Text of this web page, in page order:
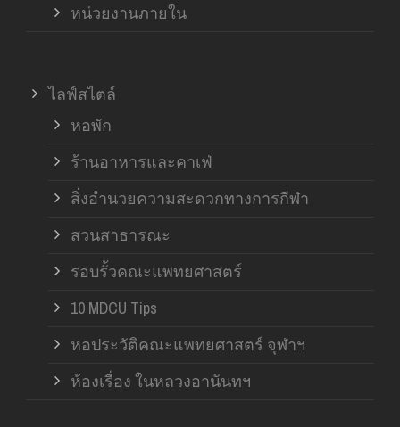
หน่วยงานภายใน
ไลฟ์สไตล์
หอพัก
ร้านอาหารและคาเฟ่
สิ่งอำนวยความสะดวกทางการกีฬา
สวนสาธารณะ
รอบรั้วคณะแพทยศาสตร์
10 MDCU Tips
หอประวัติคณะแพทยศาสตร์ จุฬาฯ
ห้องเรื่อง ในหลวงอานันทฯ